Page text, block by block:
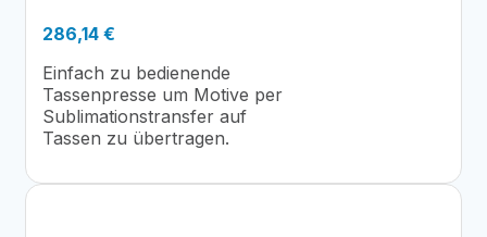
286,14 €
Einfach zu bedienende
Tassenpresse um Motive per
Sublimationstransfer auf
Tassen zu übertragen.